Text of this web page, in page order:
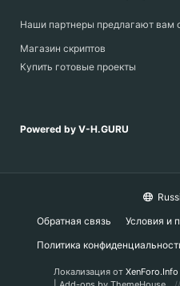
Наши партнеры предлагают вам
Магазин скриптов
Купить готовые проекты
Powered by V-H.GURU
Обратная связь
Условия и
Политика
Локализация от XenForo.Info